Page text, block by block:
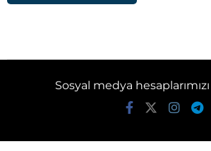
Sosyal medya